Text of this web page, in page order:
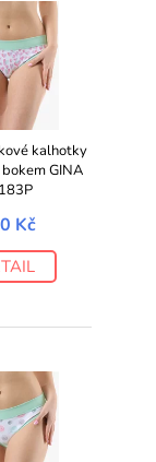
kalhotky
GINA
Kč